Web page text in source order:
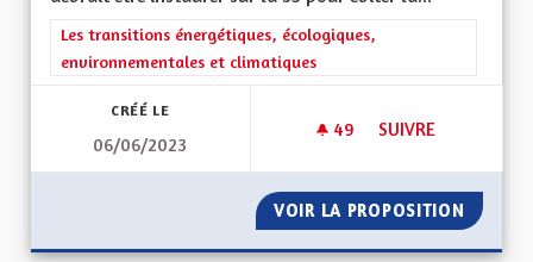
Filtrer les résultats de la catégorie : Les transitions
Les transitions énergétiques, écologiques,
environnementales et climatiques
CRÉÉ LE
06/06/2023
49 49 ABONNÉS
SUIVRE
VOIR LA PROPOSITION